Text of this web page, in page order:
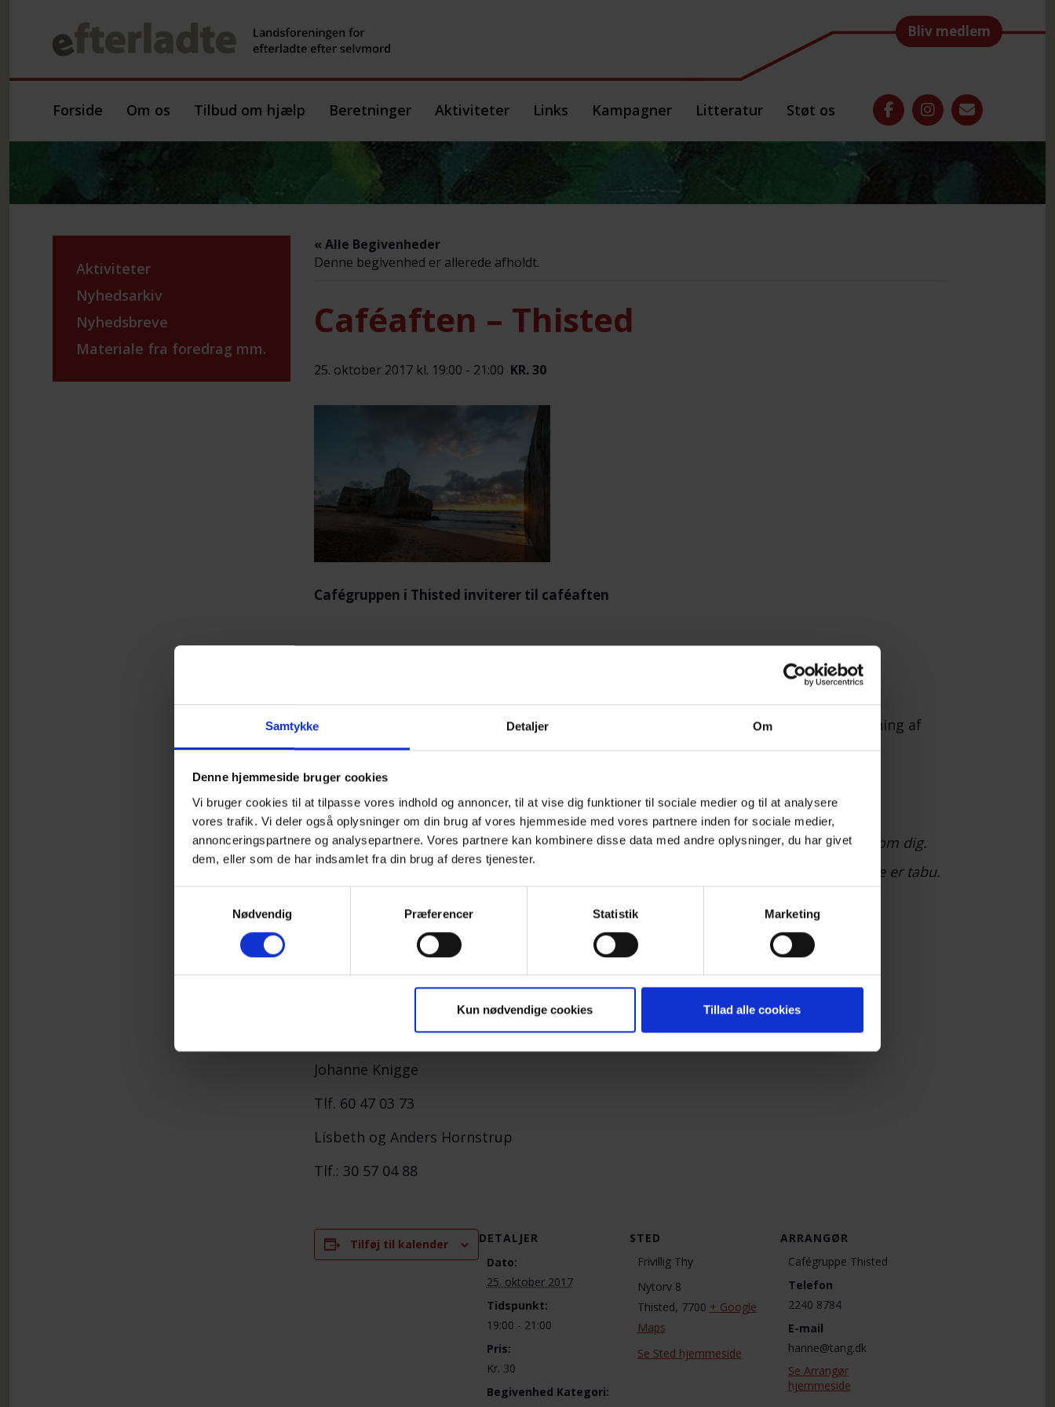
Samtykke Detaljer Om
Denne hjemmeside bruger cookies
Vi bruger cookies til at tilpasse vores indhold og annoncer, til at vise dig funktioner til sociale medier og til at analysere
vores trafik. Vi deler også oplysninger om din brug af vores hjemmeside med vores partnere inden for sociale medier,
annonceringspartnere og analysepartnere. Vores partnere kan kombinere disse data med andre oplysninger, du har givet
dem, eller som de har indsamlet fra din brug af deres tjenester.
Nødvendig
Præferencer Statistik Marketing
Kun nødvendige cookies Tillad alle cookies
Bliv medlem
Forside Om os Tilbud om hjælp Beretninger Aktiviteter Links Kampagner Litteratur Støt os
« Alle Begivenheder
Denne begivenhed er allerede afholdt.
Caféaften – Thisted
25. oktober 2017 kl. 19:00 - 21:00 KR. 30
Cafégruppen i Thisted inviterer til caféaften
Alle er velkommen.
Deltagere i vore arrangementer betaler 30 kr., som delvis dækning af
vore udgifter.
Til café- og temaaftener møder du andre efterladte.
Du får mulighed for at tale og dele erfaringer med andre i en lignende situation som dig.
Du får mulighed for et varmt, uformelt samvær i et fællesskab, hvor selvmord ikke er tabu.
tlf. 22 40 87 84 ellerhanne@tang.dk
Johanne Knigge
Tlf. 60 47 03 73
Lisbeth og Anders Hornstrup
Tlf.: 30 57 04 88
Tilføj til kalender
DETALJER
Dato:
25. oktober 2017
Tidspunkt:
19:00 - 21:00
Pris:
Kr. 30
Begivenhed Kategori:
STED
Frivillig Thy
Nytorv 8
Thisted, 7700 + Google
Maps
Se Sted hjemmeside
ARRANGØR
Cafégruppe Thisted
Telefon
2240 8784
E-mail
hanne@tang.dk
Se Arrangør
hjemmeside
Aktiviteter
Nyhedsarkiv
Nyhedsbreve
Materiale fra foredrag mm.